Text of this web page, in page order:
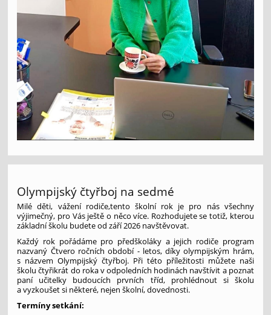
Olympijský čtyřboj na sedmé
Milé děti, vážení rodiče,tento školní rok je pro nás všechny
výjimečný, pro Vás ještě o něco více. Rozhodujete se totiž, kterou
základní školu budete od září 2026 navštěvovat.
Každý rok pořádáme pro předškoláky a jejich rodiče program
nazvaný Čtvero ročních období - letos, díky olympijským hrám,
s názvem Olympijský čtyřboj. Při této příležitosti můžete naši
školu čtyřikrát do roka v odpoledních hodinách navštívit a poznat
paní učitelky budoucích prvních tříd, prohlédnout si školu
a vyzkoušet si některé, nejen školní, dovednosti.
Termíny setkání: